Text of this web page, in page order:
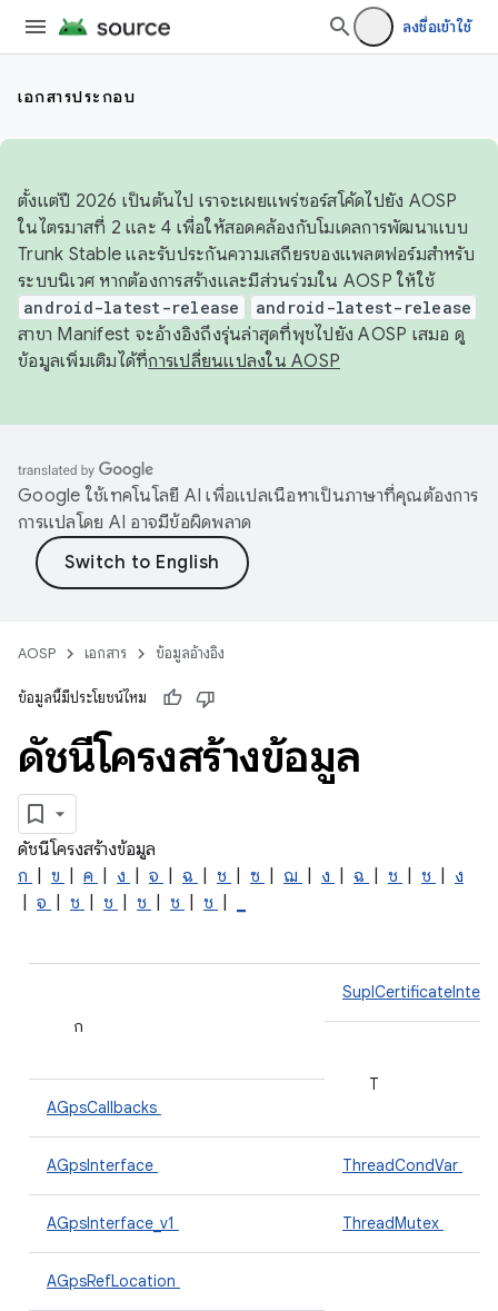
ลงชื่อเข้าใช้
เอกสารประกอบ
ตั้งแต่ปี 2026 เป็นต้นไป เราจะเผยแพร่ซอร์สโค้ดไปยัง AOSP
ในไตรมาสที่ 2 และ 4 เพื่อให้สอดคล้องกับโมเดลการพัฒนาแบบ
Trunk Stable และรับประกันความเสถียรของแพลตฟอร์มสำหรับ
ระบบนิเวศ หากต้องการสร้างและมีส่วนร่วมใน AOSP ให้ใช้
android-latest-release android-latest-release
สาขา Manifest จะอ้างอิงถึงรุ่นล่าสุดที่พุชไปยัง AOSP เสมอ ดู
ข้อมูลเพิ่มเติมได้ที่การเปลี่ยนแปลงใน AOSP
Google ใช้เทคโนโลยี AI เพื่อแปลเนื้อหาเป็นภาษาที่คุณต้องการ
การแปลโดย AI อาจมีข้อผิดพลาด
AOSP เอกสาร ข้อมูลอ้างอิง
ข้อมูลนี้มีประโยชน์ไหม
ดัชนีโครงสร้างข้อมูล
ดัชนีโครงสร้างข้อมูล
ก
ข ค ง จ ฉ ช ซ ฌ ง ฉ ช ช
ง
จ ช ช ช ช ช
ก
T
AGpsCallbacks
AGpsInterface ThreadCondVar
AGpsInterface_v1 ThreadMutex
AGpsRefLocation